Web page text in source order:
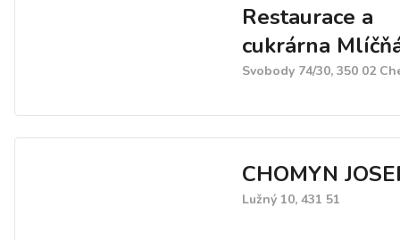
Restaurace a
cukrárna
Svobody 74/30, 350 02
CHOMYN
Lužný 10, 431 51